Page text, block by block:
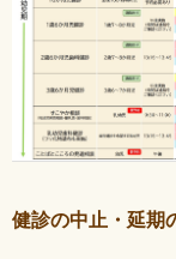
健診の中止・延期